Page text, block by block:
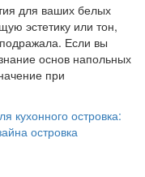
для ваших белых
эстетику или тон,
Если вы
основ напольных
при